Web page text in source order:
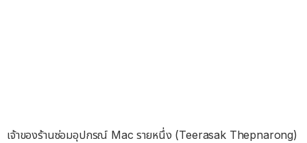
เจ้าของร้านซ่อมอุปกรณ์ Mac รายหนึ่ง (Teerasak Thepnarong)